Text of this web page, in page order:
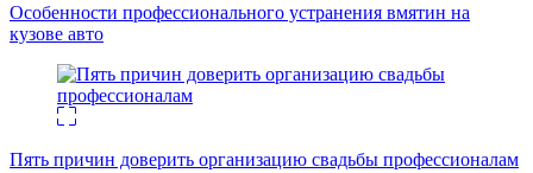
Особенности профессионального устранения вмятин на
кузове авто
Пять причин доверить организацию свадьбы профессионалам